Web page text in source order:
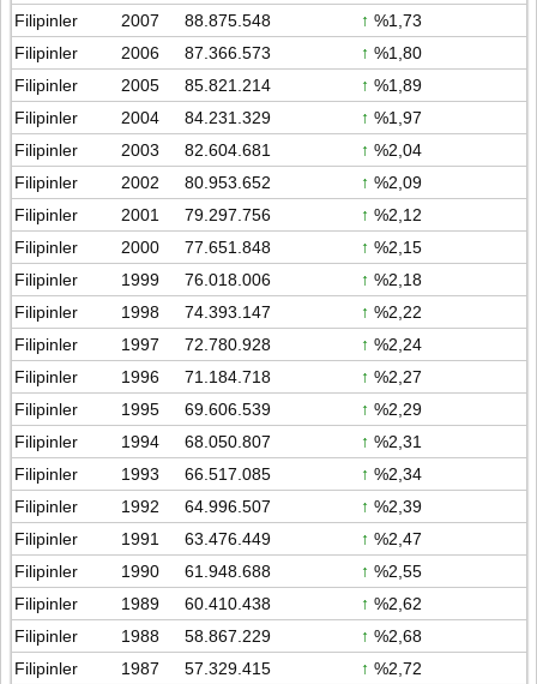
Filipinler
2007 88.875.548 ↑ %1,73
Filipinler
2006 87.366.573 ↑ %1,80
Filipinler
2005 85.821.214 ↑ %1,89
Filipinler
2004 84.231.329 ↑ %1,97
Filipinler
2003 82.604.681 ↑ %2,04
Filipinler
2002 80.953.652 ↑ %2,09
Filipinler
2001 79.297.756 ↑ %2,12
Filipinler
2000 77.651.848 ↑ %2,15
Filipinler
1999 76.018.006 ↑ %2,18
Filipinler
1998 74.393.147 ↑ %2,22
Filipinler
1997 72.780.928 ↑ %2,24
Filipinler
1996 71.184.718 ↑ %2,27
Filipinler
1995 69.606.539 ↑ %2,29
Filipinler
1994 68.050.807 ↑ %2,31
Filipinler
1993 66.517.085 ↑ %2,34
Filipinler
1992 64.996.507 ↑ %2,39
Filipinler
1991 63.476.449 ↑ %2,47
Filipinler
1990 61.948.688 ↑ %2,55
Filipinler
1989 60.410.438 ↑ %2,62
Filipinler
1988 58.867.229 ↑ %2,68
Filipinler
1987 57.329.415 ↑ %2,72